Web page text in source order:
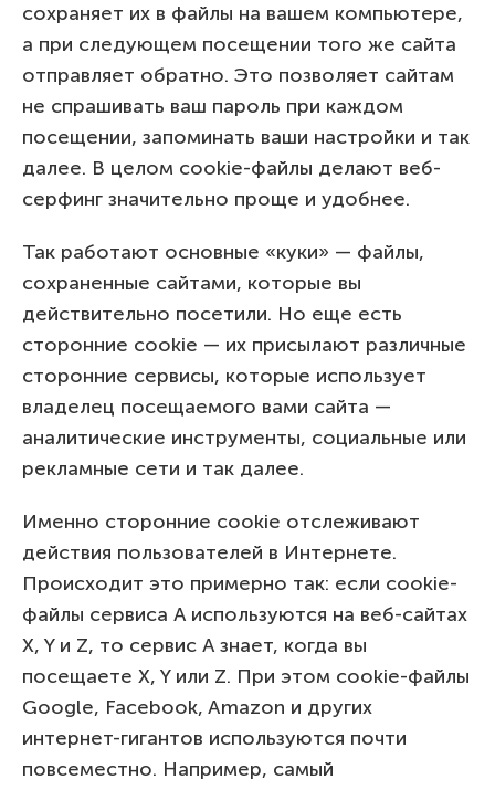
сохраняет их в файлы на вашем компьютере,
а при следующем посещении того же сайта
отправляет обратно. Это позволяет сайтам
не спрашивать ваш пароль при каждом
посещении, запоминать ваши настройки и так
далее. В целом cookie-файлы делают веб-
серфинг значительно проще и удобнее.
Так работают основные «куки» — файлы,
сохраненные сайтами, которые вы
действительно посетили. Но еще есть
сторонние cookie — их присылают различные
сторонние сервисы, которые использует
владелец посещаемого вами сайта —
аналитические инструменты, социальные или
рекламные сети и так далее.
Именно сторонние cookie отслеживают
действия пользователей в Интернете.
Происходит это примерно так: если cookie-
файлы сервиса A используются на веб-сайтах
X, Y и Z, то сервис A знает, когда вы
посещаете X, Y или Z. При этом cookie-файлы
Google, Facebook, Amazon и других
интернет-гигантов используются почти
повсеместно. Например, самый